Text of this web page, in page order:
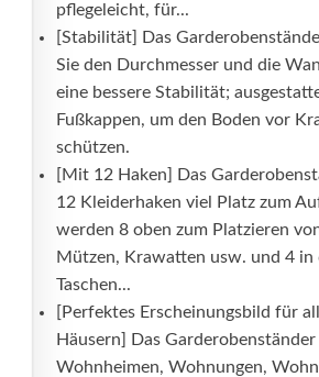
pflegeleicht, für...
[Stabilität] Das
Sie den Durchmesser und die
eine bessere Stabilität;
Fußkappen, um den Boden vor
schützen.
[Mit 12 Haken] Das
12 Kleiderhaken viel Platz zum
werden 8 oben zum Platzieren
Mützen, Krawatten usw. und 4
Taschen...
[Perfektes Erscheinungsbild für
Häusern] Das
Wohnheimen, Wohnungen,